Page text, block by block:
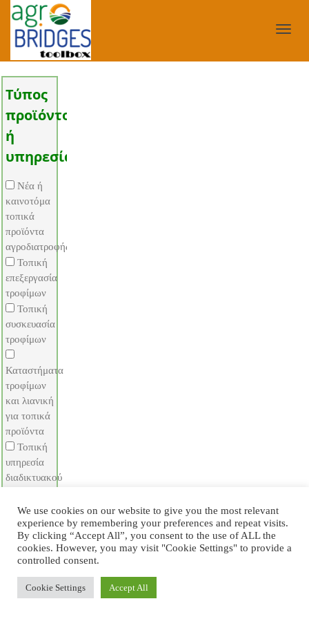
Τύπος
προϊόντος
ή
υπηρεσίας
Νέα ή
καινοτόμα
τοπικά
προϊόντα
αγροδιατροφής
Τοπική
επεξεργασία
τροφίμων
Τοπική
συσκευασία
τροφίμων
Καταστήματα
τροφίμων
και λιανική
για τοπικά
προϊόντα
Τοπική
υπηρεσία
διαδικτυακού
τροφίμων
Τοπική
υπηρεσία
διανομής
Υπηρεσίες
We use cookies on our website to give you the most relevant
experience by remembering your preferences and repeat visits.
By clicking “Accept All”, you consent to the use of ALL the
cookies. However, you may visit "Cookie Settings" to provide a
controlled consent.
Cookie Settings Accept All